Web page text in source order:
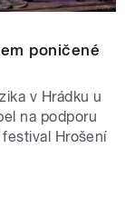
poničené
v Hrádku u
na podporu
Hrošení